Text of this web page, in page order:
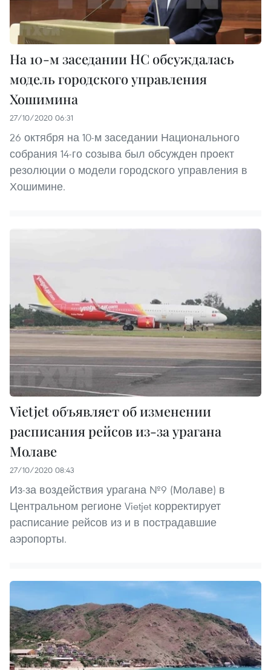
На 10-м заседании НС обсуждалась
модель городского управления
Хошимина
27/10/2020 06:31
26 октября на 10-м заседании Национального
собрания 14-го созыва был обсужден проект
резолюции о модели городского управления в
Хошимине.
Vietjet объявляет об изменении
расписания рейсов из-за урагана
Молаве
27/10/2020 08:43
Из-за воздействия урагана №9 (Молаве) в
Центральном регионе Vietjet корректирует
расписание рейсов из и в пострадавшие
аэропорты.